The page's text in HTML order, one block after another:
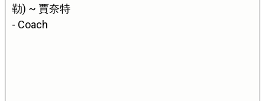
勒) ~ 賈奈特
- Coach